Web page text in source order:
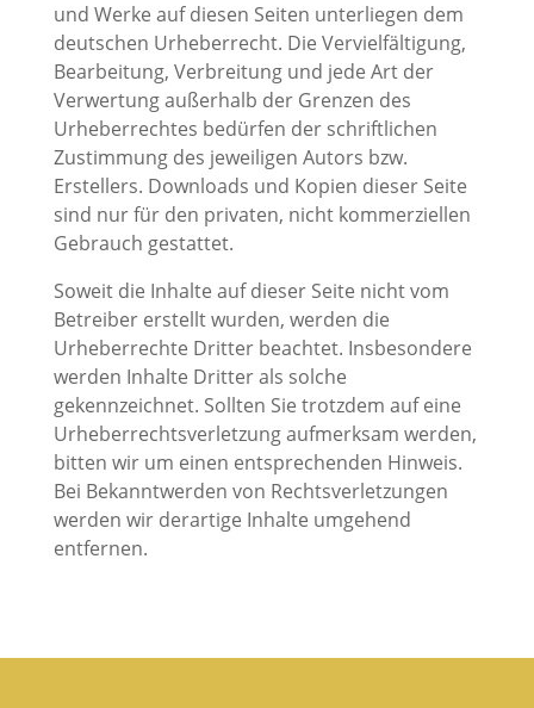
und Werke auf diesen Seiten unterliegen dem
deutschen Urheberrecht. Die Vervielfältigung,
Bearbeitung, Verbreitung und jede Art der
Verwertung außerhalb der Grenzen des
Urheberrechtes bedürfen der schriftlichen
Zustimmung des jeweiligen Autors bzw.
Erstellers. Downloads und Kopien dieser Seite
sind nur für den privaten, nicht kommerziellen
Gebrauch gestattet.
Soweit die Inhalte auf dieser Seite nicht vom
Betreiber erstellt wurden, werden die
Urheberrechte Dritter beachtet. Insbesondere
werden Inhalte Dritter als solche
gekennzeichnet. Sollten Sie trotzdem auf eine
Urheberrechtsverletzung aufmerksam werden,
bitten wir um einen entsprechenden Hinweis.
Bei Bekanntwerden von Rechtsverletzungen
werden wir derartige Inhalte umgehend
entfernen.